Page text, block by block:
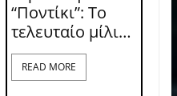
“Ποντίκι”: Το
τελευταίο μίλι…
READ MORE